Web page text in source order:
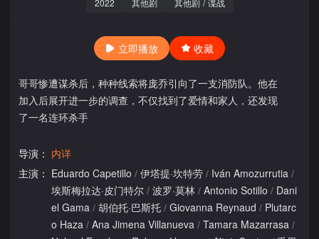
2022 其他剧 其他剧 / 谍战
立即播放 收藏
哥哥惨遭谋杀后，种种线索将庞乔引向了一支消防队。他在
加入后展开进一步的调查，不仅找到了爱情和家人，还发现
了一名连环杀手
导演： 内详
主演： Eduardo Capetillo / 伊塔提·坎特劳 / Iván Amozurrutia /
埃斯梅拉达·皮门特尔 / 波罗·莫林 / Antonio Sotillo / Dani
el Gama / 胡伯托·巴斯托 / Giovanna Reynaud / Plutarc
o Haza / Ana Jimena Villanueva / Tamara Mazarrasa /